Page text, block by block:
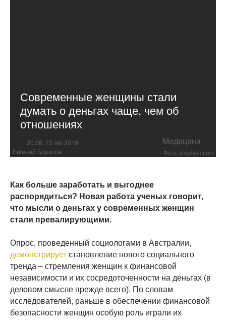
Современные женщины стали
думать о деньгах чаще, чем об
отношениях
20:56, 12 авг 2019 Медицина
Евгений Борисов Фото: unsplash.com
Как больше заработать и выгоднее
распорядиться? Новая работа ученых говорит,
что мысли о деньгах у современных женщин
стали превалирующими.
Опрос, проведенный социологами в Австралии,
демонстрирует становление нового социального
тренда – стремления женщин к финансовой
независимости и их сосредоточенности на деньгах (в
деловом смысле прежде всего). По словам
исследователей, раньше в обеспечении финансовой
безопасности женщин особую роль играли их